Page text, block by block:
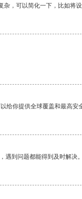
，可以简化一下，比如将设
给你提供全球覆盖和最高安
遇到问题都能得到及时解决。